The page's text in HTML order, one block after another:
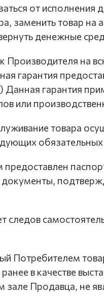
от исполнения
заменить товар
денежные
Производителя на
гарантия
гарантия
или
товара
обязательных
предоставлен
документы,
следов
Потребителем
в качестве
зале Продавца, не